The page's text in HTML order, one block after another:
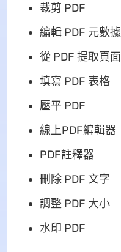
裁剪 PDF
編輯 PDF 元數據
從 PDF 提取頁面
填寫 PDF 表格
壓平 PDF
線上PDF編輯器
PDF註釋器
刪除 PDF 文字
調整 PDF 大小
水印 PDF